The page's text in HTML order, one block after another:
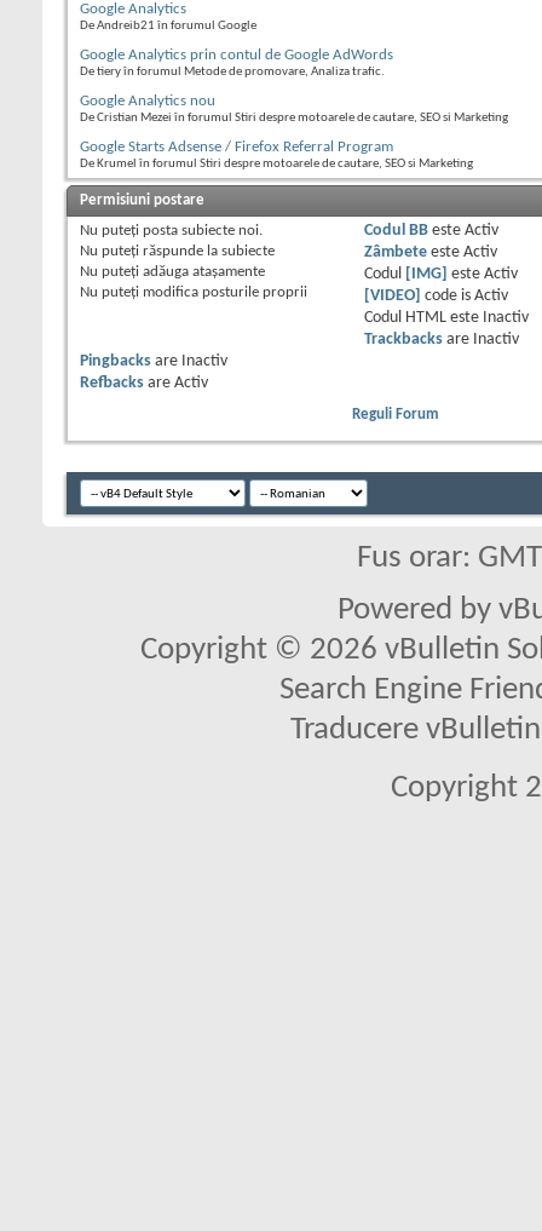
Google Analytics
De Andreib21 în forumul Google
Google Analytics prin contul de Google AdWords
De tiery în forumul Metode de promovare, Analiza trafic.
Google Analytics nou
De Cristian Mezei în forumul Stiri despre motoarele de cautare, SEO si Marketing
Google Starts Adsense / Firefox Referral Program
De Krumel în forumul Stiri despre motoarele de cautare, SEO si Marketing
Permisiuni postare
Nu puteţi posta subiecte noi.
Nu puteţi răspunde la subiecte
Nu puteţi adăuga ataşamente
Nu puteţi modifica posturile proprii
Codul BBeste Activ
Zâmbeteeste Activ
Codul
[IMG] este Activ
[VIDEO]
code is Activ
Codul HTML este
Inactiv
Trackbacksare
Inactiv
Pingbacks are
Inactiv
Refbacks are Activ
Reguli Forum
Fus orar:
Powered by
Copyright © 2026 vBulletin
Search Engine
Traducere
Copyright